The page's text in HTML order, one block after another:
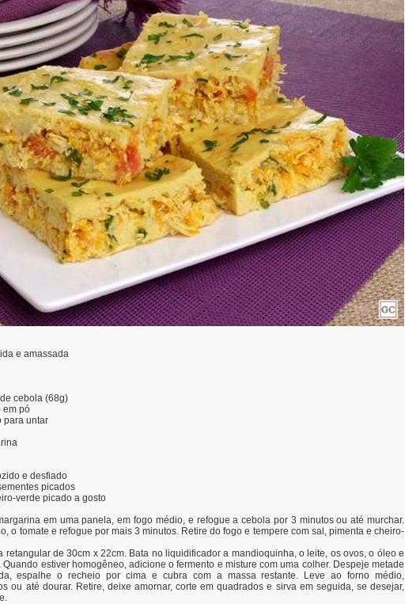
e amassada
cebola (68g)
em pó
para untar
e desfiado
picados
verde picado a gosto
em uma panela, em fogo médio, e refogue a cebola por 3 minutos ou até murchar.
o tomate e refogue por mais 3 minutos. Retire do fogo e tempere com sal, pimenta e cheiro-
retangular de 30cm x 22cm. Bata no liquidificador a mandioquinha, o leite, os ovos, o óleo e
estiver homogêneo, adicione o fermento e misture com uma colher. Despeje metade
espalhe o recheio por cima e cubra com a massa restante. Leve ao forno médio,
ou até dourar. Retire, deixe amornar, corte em quadrados e sirva em seguida, se desejar,